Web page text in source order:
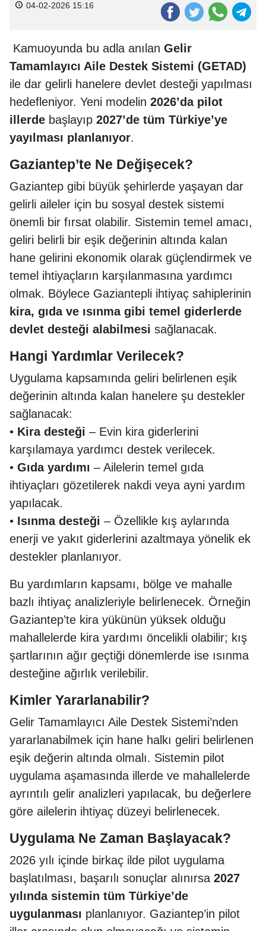
04-02-2026 15:16
Kamuoyunda bu adla anılan Gelir
Tamamlayıcı Aile Destek Sistemi (GETAD)
ile dar gelirli hanelere devlet desteği yapılması
hedefleniyor. Yeni modelin 2026’da pilot
illerde başlayıp 2027’de tüm Türkiye’ye
yayılması planlanıyor.
Gaziantep’te Ne Değişecek?
Gaziantep gibi büyük şehirlerde yaşayan dar
gelirli aileler için bu sosyal destek sistemi
önemli bir fırsat olabilir. Sistemin temel amacı,
geliri belirli bir eşik değerinin altında kalan
hane gelirini ekonomik olarak güçlendirmek ve
temel ihtiyaçların karşılanmasına yardımcı
olmak. Böylece Gaziantepli ihtiyaç sahiplerinin
kira, gıda ve ısınma gibi temel giderlerde
devlet desteği alabilmesi sağlanacak.
Hangi Yardımlar Verilecek?
Uygulama kapsamında geliri belirlenen eşik
değerinin altında kalan hanelere şu destekler
sağlanacak:
• Kira desteği – Evin kira giderlerini
karşılamaya yardımcı destek verilecek.
• Gıda yardımı – Ailelerin temel gıda
ihtiyaçları gözetilerek nakdi veya ayni yardım
yapılacak.
• Isınma desteği – Özellikle kış aylarında
enerji ve yakıt giderlerini azaltmaya yönelik ek
destekler planlanıyor.
Bu yardımların kapsamı, bölge ve mahalle
bazlı ihtiyaç analizleriyle belirlenecek. Örneğin
Gaziantep’te kira yükünün yüksek olduğu
mahallelerde kira yardımı öncelikli olabilir; kış
şartlarının ağır geçtiği dönemlerde ise ısınma
desteğine ağırlık verilebilir.
Kimler Yararlanabilir?
Gelir Tamamlayıcı Aile Destek Sistemi’nden
yararlanabilmek için hane halkı geliri belirlenen
eşik değerin altında olmalı. Sistemin pilot
uygulama aşamasında illerde ve mahallelerde
ayrıntılı gelir analizleri yapılacak, bu değerlere
göre ailelerin ihtiyaç düzeyi belirlenecek.
Uygulama Ne Zaman Başlayacak?
2026 yılı içinde birkaç ilde pilot uygulama
başlatılması, başarılı sonuçlar alınırsa 2027
yılında sistemin tüm Türkiye’de
uygulanması planlanıyor. Gaziantep’in pilot